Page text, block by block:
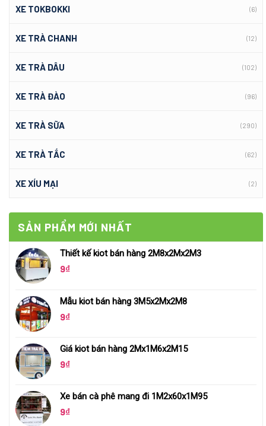
XE TOKBOKKI (6)
XE TRÀ CHANH (12)
XE TRÀ DÂU (102)
XE TRÀ ĐÀO (96)
XE TRÀ SỮA (290)
XE TRÀ TẮC (62)
XE XÍU MẠI (2)
SẢN PHẨM MỚI NHẤT
Thiết kế kiot bán hàng 2M8x2Mx2M3
9₫
Mẫu kiot bán hàng 3M5x2Mx2M8
9₫
Giá kiot bán hàng 2Mx1M6x2M15
9₫
Xe bán cà phê mang đi 1M2x60x1M95
9₫